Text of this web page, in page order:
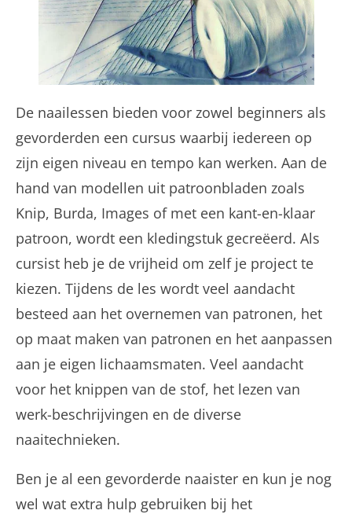
De naailessen bieden voor zowel beginners als
gevorderden een cursus waarbij iedereen op
zijn eigen niveau en tempo kan werken. Aan de
hand van modellen uit patroonbladen zoals
Knip, Burda, Images of met een kant-en-klaar
patroon, wordt een kledingstuk gecreëerd. Als
cursist heb je de vrijheid om zelf je project te
kiezen. Tijdens de les wordt veel aandacht
besteed aan het overnemen van patronen, het
op maat maken van patronen en het aanpassen
aan je eigen lichaamsmaten. Veel aandacht
voor het knippen van de stof, het lezen van
werk-beschrijvingen en de diverse
naaitechnieken.
Ben je al een gevorderde naaister en kun je nog
wel wat extra hulp gebruiken bij het